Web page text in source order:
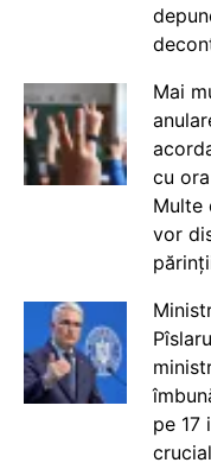
Mai
cu
Multe
vor
pe 17
crucial